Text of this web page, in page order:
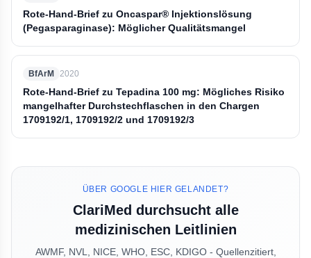
Rote-Hand-Brief zu Oncaspar® Injektionslösung
(Pegasparaginase): Möglicher Qualitätsmangel
BfArM 2020
Rote-Hand-Brief zu Tepadina 100 mg: Mögliches Risiko
mangelhafter Durchstechflaschen in den Chargen
1709192/1, 1709192/2 und 1709192/3
ÜBER GOOGLE HIER GELANDET?
ClariMed durchsucht alle
medizinischen Leitlinien
AWMF, NVL, NICE, WHO, ESC, KDIGO - Quellenzitiert,